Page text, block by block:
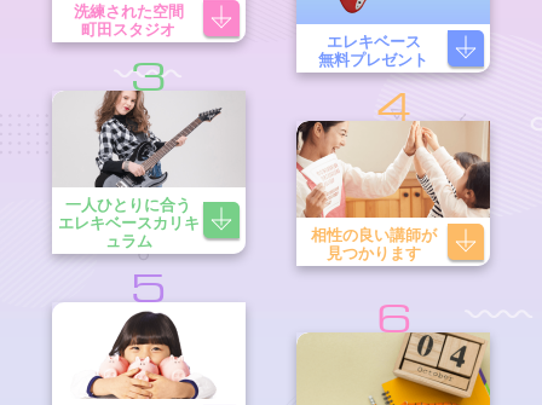
洗練された空間
町田スタジオ
エレキベース
無料プレゼント
3
一人ひとりに合う
エレキベースカリキ
ュラム
4
相性の良い講師が
見つかります
5
6